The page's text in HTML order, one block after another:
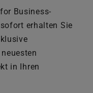
Business-
erhalten Sie
in Ihren